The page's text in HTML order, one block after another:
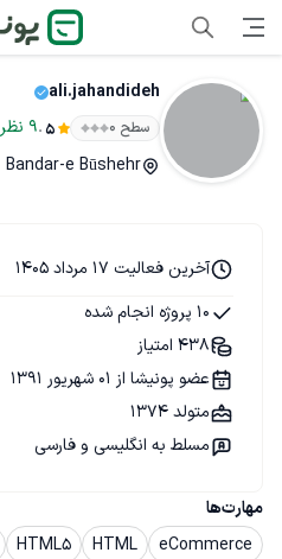
ali.jahandideh
سطح ۰ 5
.
9 نظر
Bandar-e Būshehr
مهارت‌ها
eCommerce
HTML
HTML5
آخرین فعالیت 17 مرداد 1405
10 پروژه انجام شده
438 امتیاز
عضو پونیشا از 01 شهریور 1391
متولد 1374
مسلط به انگلیسی و فارسی